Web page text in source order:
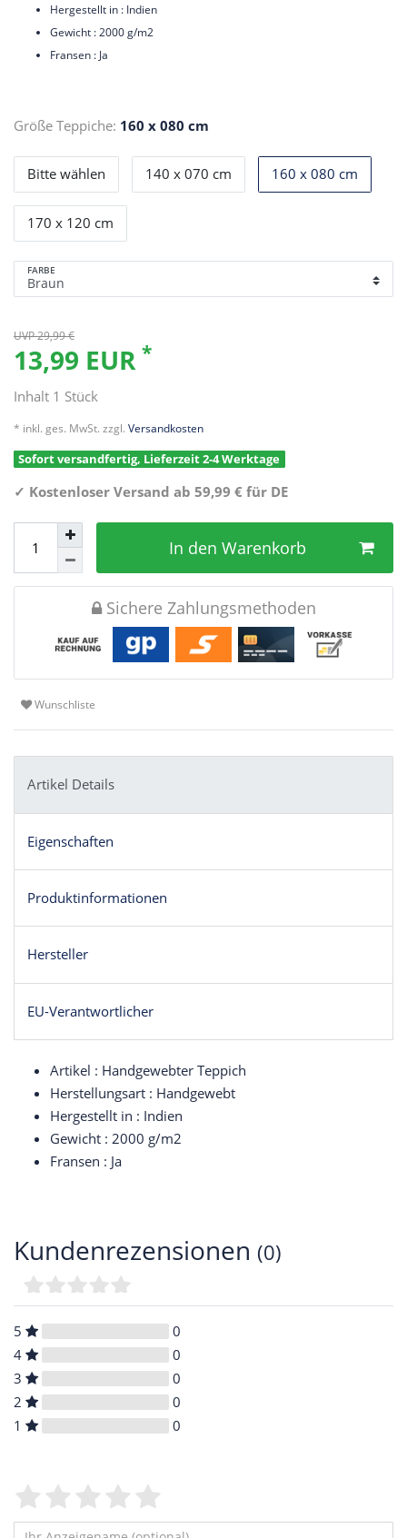
Hergestellt in : Indien
Gewicht : 2000 g/m2
Fransen : Ja
Größe Teppiche: 160 x 080 cm
Bitte wählen 140 x 070 cm 160 x 080 cm
170 x 120 cm
FARBE
UVP 29,99 €
13,99 EUR *
Inhalt 1 Stück
* inkl. ges. MwSt. zzgl. Versandkosten
Sofort versandfertig, Lieferzeit 2-4 Werktage
✓ Kostenloser Versand ab 59,99 € für DE
In den Warenkorb
Sichere Zahlungsmethoden
Wunschliste
Artikel Details
Eigenschaften
Produktinformationen
Hersteller
EU-Verantwortlicher
Artikel : Handgewebter Teppich
Herstellungsart : Handgewebt
Hergestellt in : Indien
Gewicht : 2000 g/m2
Fransen : Ja
Kundenrezensionen (0)
5
0
4
0
3
0
2
0
1
0
Bewertungssterne
4
3
2
1